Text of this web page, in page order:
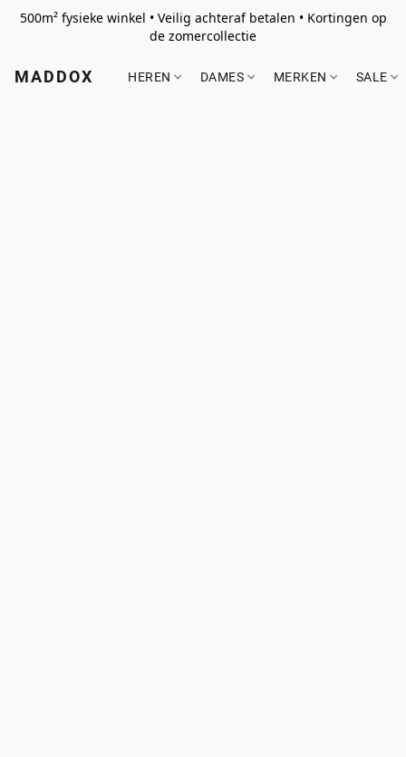
500m² fysieke winkel • Veilig achteraf betalen • Kortingen op
de zomercollectie
MADDOX HEREN DAMES MERKEN SALE